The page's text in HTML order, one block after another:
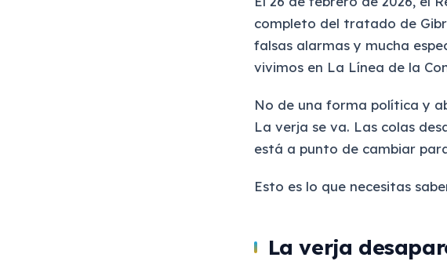
completo del tratado de
falsas alarmas y mucha
vivimos en La Línea de la
No de una forma política y
La verja se va. Las colas
está a punto de cambiar
Esto es lo que necesitas
La verja